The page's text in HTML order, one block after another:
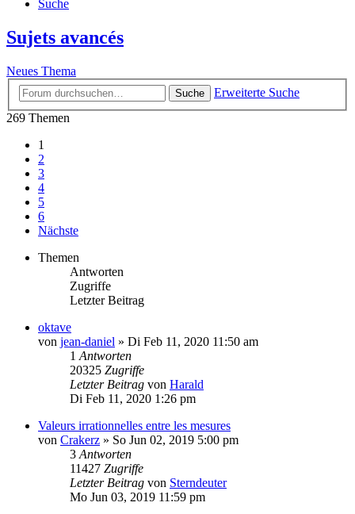
Suche
Sujets avancés
Neues Thema
Suche
Erweiterte Suche
269 Themen
1
2
3
4
5
6
Nächste
Themen
Antworten
Zugriffe
Letzter Beitrag
oktave
von jean-daniel » Di Feb 11, 2020 11:50 am
1 Antworten
20325 Zugriffe
Letzter Beitrag von Harald
Di Feb 11, 2020 1:26 pm
Valeurs irrationnelles entre les mesures
von Crakerz » So Jun 02, 2019 5:00 pm
3 Antworten
11427 Zugriffe
Letzter Beitrag von Sterndeuter
Mo Jun 03, 2019 11:59 pm